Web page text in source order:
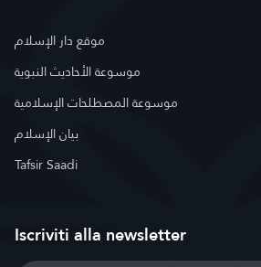
موقع دار الإسلام
موسوعة الأحاديث النبوية
موسوعة المصطلحات الإسلامية
بيان الإسلام
Tafsir Saadi
Iscriviti alla newsletter